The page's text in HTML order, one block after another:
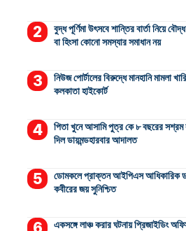
বুদ্ধ পূর্ণিমা উৎসবে শান্তির বার্তা নিয়ে
বা হিংসা কোনো সমস্যার সমাধান নয়
নিউজ পোর্টালের বিরুদ্ধে মানহানি মামলা
কলকাতা হাইকোর্ট
পিতা খুনে আসামি পুত্র কে ৮ বছরের সশ্রম
দিল ডায়মন্ডহারবার আদালত
ডোমকলে প্রাক্তন আইপিএস আধিকারিক
কবীরের জয় সুনিশ্চিত
একসঙ্গে লাঞ্চ করার ঘটনায় প্রিজাইডিং